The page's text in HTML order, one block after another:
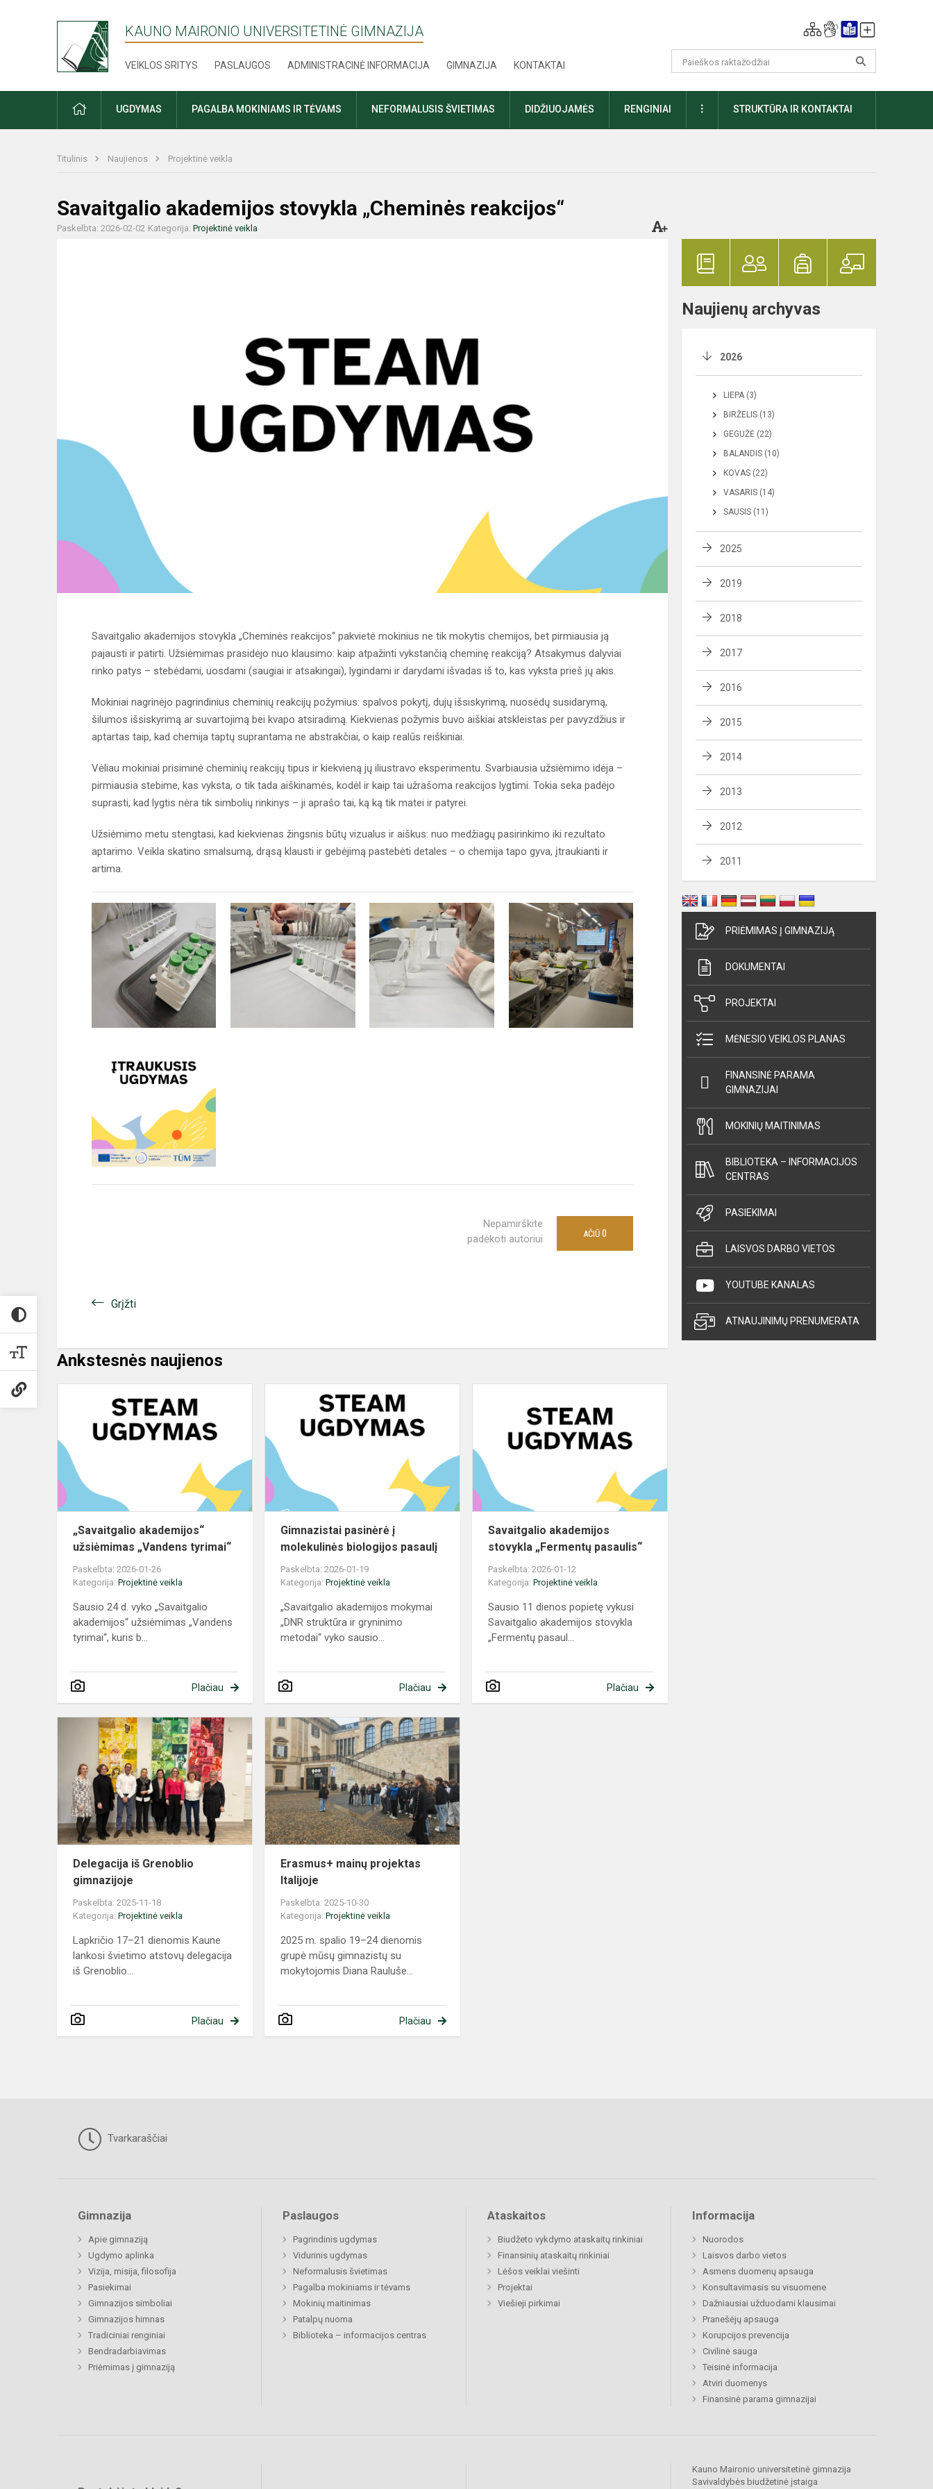
KAUNO MAIRONIO UNIVERSITETINĖ GIMNAZIJA
VEIKLOS SRITYS PASLAUGOS ADMINISTRACINĖ INFORMACIJA GIMNAZIJA KONTAKTAI
PRADŽIAUGDYMAS PAGALBA MOKINIAMS IR TĖVAMS NEFORMALUSIS ŠVIETIMAS DIDŽIUOJAMĖS RENGINIAI DAUGIAUSTRUKTŪRA IR KONTAKTAI
Titulinis Naujienos Projektinė veikla
Savaitgalio akademijos stovykla „Cheminės reakcijos“
Paskelbta: 2026-02-02 Kategorija: Projektinė veikla
Savaitgalio akademijos stovykla „Cheminės reakcijos“ pakvietė mokinius ne tik mokytis chemijos, bet pirmiausia ją
pajausti ir patirti. Užsiėmimas prasidėjo nuo klausimo: kaip atpažinti vykstančią cheminę reakciją? Atsakymus dalyviai
rinko patys – stebėdami, uosdami (saugiai ir atsakingai), lygindami ir darydami išvadas iš to, kas vyksta prieš jų akis.
Mokiniai nagrinėjo pagrindinius cheminių reakcijų požymius: spalvos pokytį, dujų išsiskyrimą, nuosėdų susidarymą,
šilumos išsiskyrimą ar suvartojimą bei kvapo atsiradimą. Kiekvienas požymis buvo aiškiai atskleistas per pavyzdžius ir
aptartas taip, kad chemija taptų suprantama ne abstrakčiai, o kaip realūs reiškiniai.
Vėliau mokiniai prisiminė cheminių reakcijų tipus ir kiekvieną jų iliustravo eksperimentu. Svarbiausia užsiėmimo idėja –
pirmiausia stebime, kas vyksta, o tik tada aiškinamės, kodėl ir kaip tai užrašoma reakcijos lygtimi. Tokia seka padėjo
suprasti, kad lygtis nėra tik simbolių rinkinys – ji aprašo tai, ką ką tik matei ir patyrei.
Užsiėmimo metu stengtasi, kad kiekvienas žingsnis būtų vizualus ir aiškus: nuo medžiagų pasirinkimo iki rezultato
aptarimo. Veikla skatino smalsumą, drąsą klausti ir gebėjimą pastebėti detales – o chemija tapo gyva, įtraukianti ir
artima.
Nepamirškite
padėkoti autoriui
AČIŪ 0
Grįžti
Ankstesnės naujienos
užsiėmimas
„Vandens
tyrimai“
„Savaitgalio akademijos“
užsiėmimas „Vandens tyrimai“
Paskelbta: 2026-01-26
Kategorija: Projektinė veikla
Sausio 24 d. vyko „Savaitgalio
akademijos“ užsiėmimas „Vandens
tyrimai“, kuris b...
Plačiau
molekulinės
biologijos
pasaulį
Gimnazistai pasinėrė į
molekulinės biologijos pasaulį
Paskelbta: 2026-01-19
Kategorija:Projektinė veikla
„Savaitgalio akademijos mokymai
„DNR struktūra ir gryninimo
metodai“ vyko sausio...
Plačiau
Savaitgalio akademijos
stovykla „Fermentų pasaulis“
Paskelbta: 2026-01-12
Kategorija:Projektinė veikla
Sausio 11 dienos popietę vykusi
Savaitgalio akademijos stovykla
„Fermentų pasaul...
Plačiau
Delegacija
Grenoblio
gimnazijoje
Delegacija iš Grenoblio
gimnazijoje
Paskelbta: 2025-11-18
Kategorija: Projektinė veikla
Lapkričio 17–21 dienomis Kaune
lankosi švietimo atstovų delegacija
iš Grenoblio...
Plačiau
mainų
projektas
Erasmus+ mainų projektas
Italijoje
Paskelbta: 2025-10-30
Kategorija:Projektinė veikla
2025 m. spalio 19–24 dienomis
grupė mūsų gimnazistų su
mokytojomis Diana Rauluše...
Plačiau
Naujienų archyvas
2026
LIEPA (3)
BIRŽELIS (13)
GEGUŽĖ (22)
BALANDIS (10)
KOVAS (22)
VASARIS (14)
SAUSIS (11)
2025
2019
2018
2017
2016
2015
2014
2013
2012
2011
PRIĖMIMAS Į GIMNAZIJĄ
DOKUMENTAI
PROJEKTAI
MĖNESIO VEIKLOS PLANAS
FINANSINĖ PARAMA
GIMNAZIJAI
MOKINIŲ MAITINIMAS
BIBLIOTEKA – INFORMACIJOS
CENTRAS
PASIEKIMAI
LAISVOS DARBO VIETOS
YOUTUBE KANALAS
ATNAUJINIMŲ PRENUMERATA
Tvarkaraščiai
Gimnazija
Apie gimnaziją
Ugdymo aplinka
Vizija, misija, filosofija
Pasiekimai
Gimnazijos simboliai
Gimnazijos himnas
Tradiciniai renginiai
Bendradarbiavimas
Priėmimas į gimnaziją
Paslaugos
Pagrindinis ugdymas
Vidurinis ugdymas
Neformalusis švietimas
Pagalba mokiniams ir tėvams
Mokinių maitinimas
Patalpų nuoma
Biblioteka – informacijos centras
Ataskaitos
Biudžeto vykdymo ataskaitų rinkiniai
Finansinių ataskaitų rinkiniai
Lėšos veiklai viešinti
Projektai
Viešieji pirkimai
Informacija
Nuorodos
Laisvos darbo vietos
Asmens duomenų apsauga
Konsultavimasis su visuomene
Dažniausiai užduodami klausimai
Pranešėjų apsauga
Korupcijos prevencija
Civilinė sauga
Teisinė informacija
Atviri duomenys
Finansinė parama gimnazijai
Kauno Maironio universitetinė gimnazija
Savivaldybės biudžetinė įstaiga